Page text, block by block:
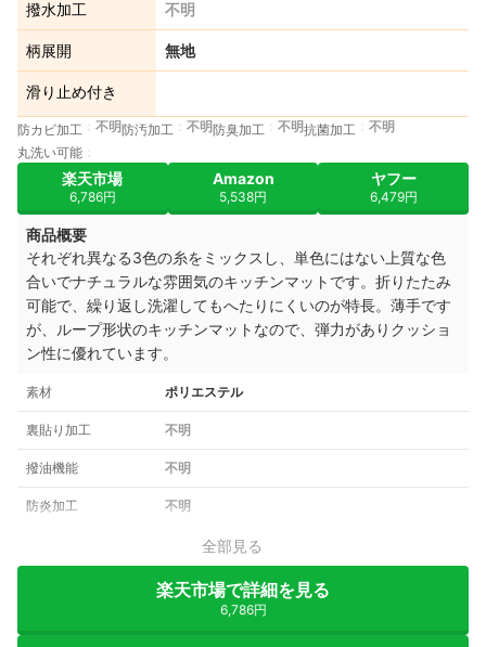
撥水加工 不明
柄展開 無地
滑り止め付き
防カビ加工 不明防汚加工 不明防臭加工 不明抗菌加工
不明
丸洗い可能
楽天市場
6,786円
Amazon
5,538円
ヤフー
6,479円
商品概要
それぞれ異なる3色の糸をミックスし、単色にはない上質な色
合いでナチュラルな雰囲気のキッチンマットです。折りたたみ
可能で、繰り返し洗濯してもへたりにくいのが特長。薄手です
が、ループ形状のキッチンマットなので、弾力がありクッショ
ン性に優れています。
素材 ポリエステル
裏貼り加工 不明
撥油機能 不明
防炎加工 不明
全部見る
楽天市場で詳細を見る
6,786円